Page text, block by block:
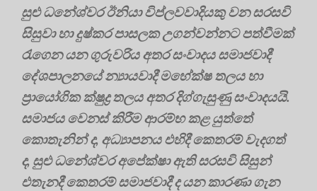
සුළු ධනේශ්වර ඊනියා විප්ලවවාදියකු වන සරසවි
සිසුවා හා දුෂ්කර පාසලක උගන්වන්නට පත්වීමක්
රැගෙන යන ගුරුවරිය අතර සංවාදය සමාජවාදී
දේශපාලනයේ න්‍යායවාදී මහේක්ෂ තලය හා
ප්‍රායෝගික ක්ෂුද්‍ර තලය අතර දිග්ගැසුණු සංවාදයයි.
සමාජය වෙනස් කිරීම ආරම්භ කළ යුත්තේ
කොතැනින් ද, අධ්‍යාපනය එහිදී කෙතරම් වැදගත්
ද, සුළු ධනේශ්වර අපේක්ෂා ඇති සරසවි සිසුන්
එතැනදී කෙතරම් සමාජවාදී ද යන කාරණා ගැන